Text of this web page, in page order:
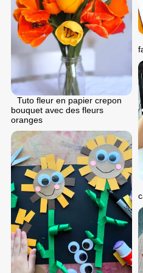
Tuto fleur en papier crepon
bouquet avec des fleurs
oranges